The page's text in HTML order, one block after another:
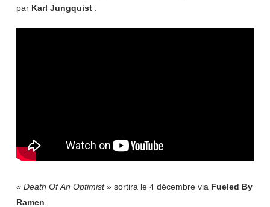
par Karl Jungquist:
« Death Of An Optimist »sortira le 4 décembre via Fueled By
Ramen